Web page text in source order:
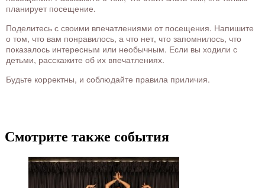
планирует посещение.
Поделитесь с своими впечатлениями от посещения. Напишите
о том, что вам понравилось, а что нет, что запомнилось, что
показалось интересным или необычным. Если вы ходили с
детьми, расскажите об их впечатлениях.
Будьте корректны, и соблюдайте правила приличия.
Смотрите также события